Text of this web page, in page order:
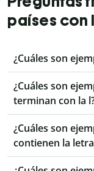
países con l
¿Cuáles son
¿Cuáles son
terminan con la
¿Cuáles son
contienen la